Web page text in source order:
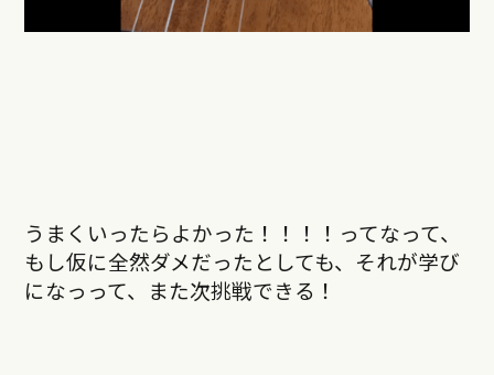
うまくいったらよかった！！！！ってなって、
もし仮に全然ダメだったとしても、それが学び
になっって、また次挑戦できる！